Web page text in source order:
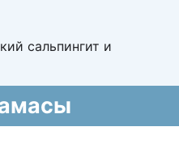
сальпингит и